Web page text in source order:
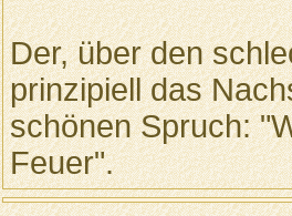
Der, über den
prinzipiell das
schönen Spruch:
Feuer".